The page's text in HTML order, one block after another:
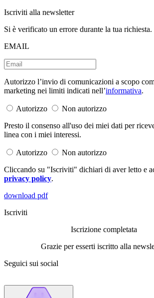
Iscriviti alla newsletter
Si è verificato un errore durante la tua richiesta.
EMAIL
Autorizzo l’invio di comunicazioni a scopo
marketing nei limiti indicati nell’informativa.
Autorizzo
Non autorizzo
Presto il consenso all'uso dei miei dati per
linea con i miei interessi.
Autorizzo
Non autorizzo
Cliccando su "Iscriviti" dichiari di aver letto e
privacy policy.
download pdf
Iscriviti
Iscrizione completata
Grazie per esserti iscritto alla
Seguici sui social